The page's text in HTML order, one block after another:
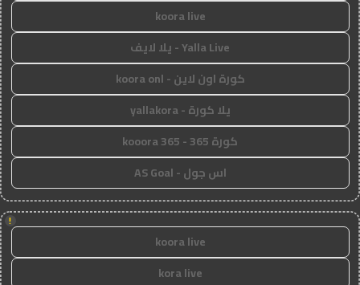
koora live
Yalla Live - يلا لايف
كورة اون لاين - koora onl
يلا كورة - yallakora
كورة 365 - kooora 365
اس جول - AS Goal
!
koora live
kora live